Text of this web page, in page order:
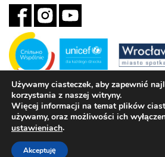
Zadanie realizowane ze środków Gminy
Funduszem Narodów Zjednoczonych na Rzecz
Deklaracja dostępności
Używamy ciasteczek, aby zapewnić
korzystania z naszej witryny.
Więcej informacji na temat plików
używamy, oraz możliwości ich
ustawieniach.
Akceptuję